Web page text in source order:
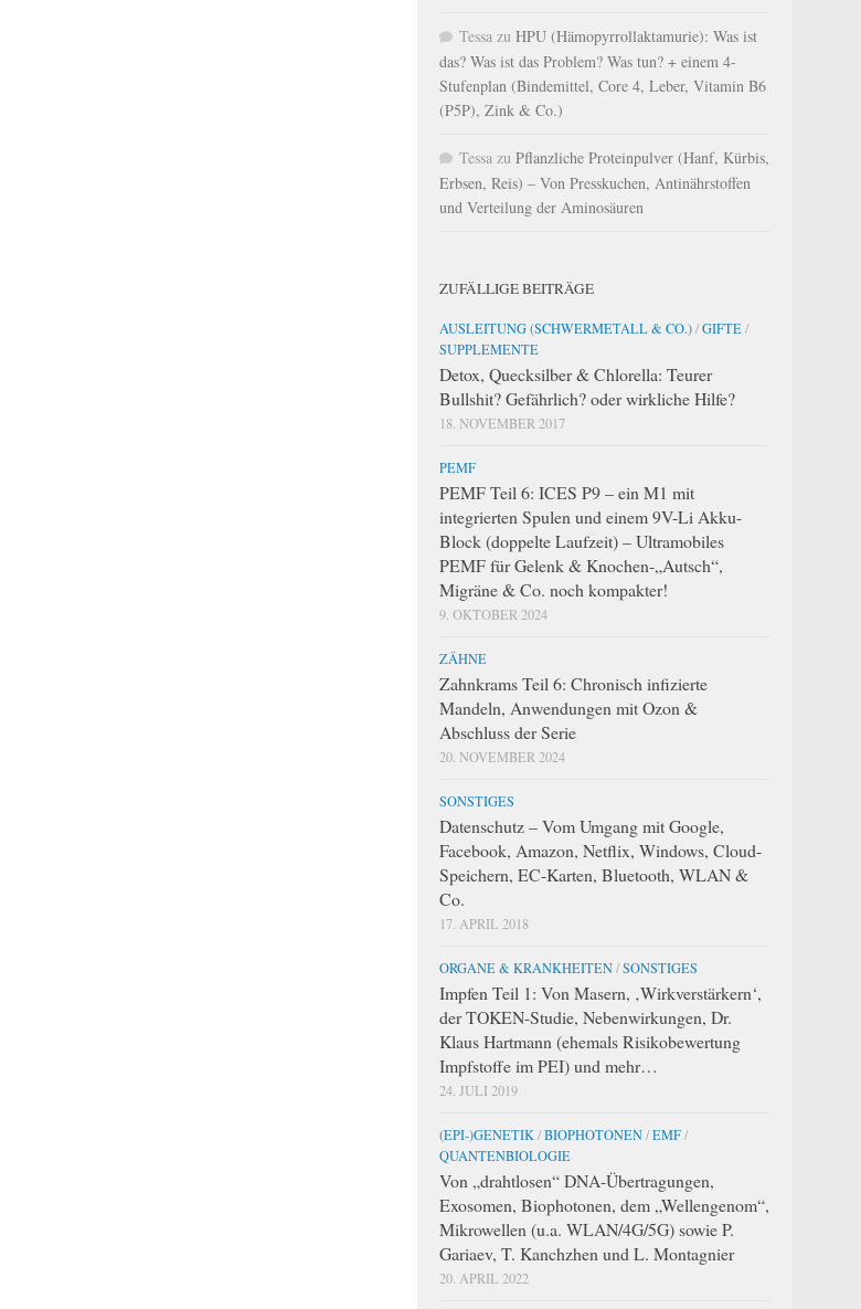
Tessa zu HPU (Hämopyrrollaktamurie): Was ist
das? Was ist das Problem? Was tun? + einem 4-
Stufenplan (Bindemittel, Core 4, Leber, Vitamin B6
(P5P), Zink & Co.)
Tessa zu Pflanzliche Proteinpulver (Hanf, Kürbis,
Erbsen, Reis) – Von Presskuchen, Antinährstoffen
und Verteilung der Aminosäuren
ZUFÄLLIGE BEITRÄGE
AUSLEITUNG (SCHWERMETALL & CO.)/GIFTE/
SUPPLEMENTE
Detox, Quecksilber & Chlorella: Teurer
Bullshit? Gefährlich? oder wirkliche Hilfe?
18. NOVEMBER 2017
PEMF
PEMF Teil 6: ICES P9 – ein M1 mit
integrierten Spulen und einem 9V-Li Akku-
Block (doppelte Laufzeit) – Ultramobiles
PEMF für Gelenk & Knochen-„Autsch“,
Migräne & Co. noch kompakter!
9. OKTOBER 2024
ZÄHNE
Zahnkrams Teil 6: Chronisch infizierte
Mandeln, Anwendungen mit Ozon &
Abschluss der Serie
20. NOVEMBER 2024
SONSTIGES
Datenschutz – Vom Umgang mit Google,
Facebook, Amazon, Netflix, Windows, Cloud-
Speichern, EC-Karten, Bluetooth, WLAN &
Co.
17. APRIL 2018
ORGANE & KRANKHEITEN/SONSTIGES
Impfen Teil 1: Von Masern, ‚Wirkverstärkern‘,
der TOKEN-Studie, Nebenwirkungen, Dr.
Klaus Hartmann (ehemals Risikobewertung
Impfstoffe im PEI) und mehr…
24. JULI 2019
(EPI-)GENETIK /BIOPHOTONEN/EMF/
QUANTENBIOLOGIE
Von „drahtlosen“ DNA-Übertragungen,
Exosomen, Biophotonen, dem „Wellengenom“,
Mikrowellen (u.a. WLAN/4G/5G) sowie P.
Gariaev, T. Kanchzhen und L. Montagnier
20. APRIL 2022